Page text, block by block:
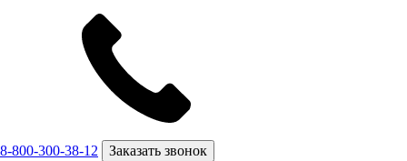
8-800-300-38-12 Заказать звонок